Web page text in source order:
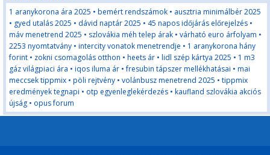
1 aranykorona ára 2025 • bemért rendszámok • ausztria minimálbér 2025
• gyed utalás 2025 • dávid naptár 2025 • 45 napos időjárás előrejelzés •
máv menetrend 2025 • szlovákia méh telep árak • várható euro árfolyam •
2253 nyomtatvány • intercity vonatok menetrendje • 1 aranykorona hány
forint • zokni csomagolás otthon • heets ár • lidl szép kártya 2025 • 1 m3
gáz világpiaci ára • iqos iluma ár •fresubin tápszer mellékhatásai • mai
meccsek tippmix • pöli rejtvény • volánbusz menetrend 2025 • tippmix
eredmények tegnapi • otp egyenleglekérdezés • kaufland szlovákia akciós
újság • opus forum